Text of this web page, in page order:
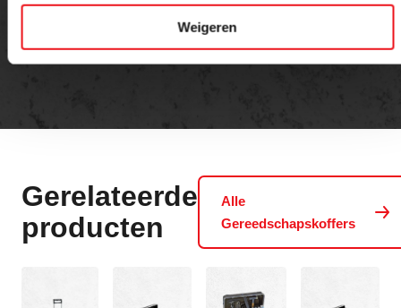
Weigeren
Gerelateerde
producten
Alle
Gereedschapskoffers